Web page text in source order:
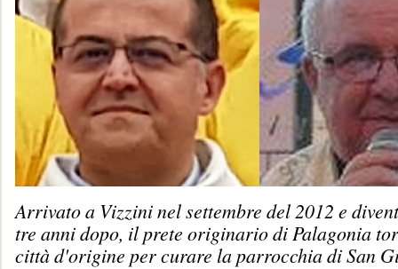
Arrivato a Vizzini nel settembre del 2012 e
tre anni dopo, il prete originario di Palagonia
città d'origine per curare la parrocchia di San